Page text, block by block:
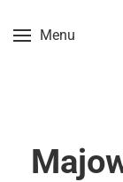
Przejdź do
Menu